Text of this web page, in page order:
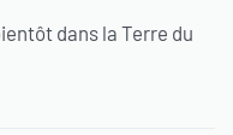
dans la Terre du